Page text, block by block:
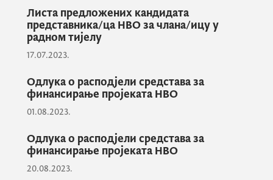
области од јавног интереса и потребних
средстава за финансирање пројеката и
програма невладиних организација из
Коментаре, иницијативе, предлоге и
поштом на адресу:
Листа предложених кандидата
представника/ца НВО за члана/ицу у
радном тијелу
17.07.2023.
Одлука о расподјели средстава за
финансирање пројеката НВО
01.08.2023.
Одлука о расподјели средстава за
финансирање пројеката НВО
20.08.2023.